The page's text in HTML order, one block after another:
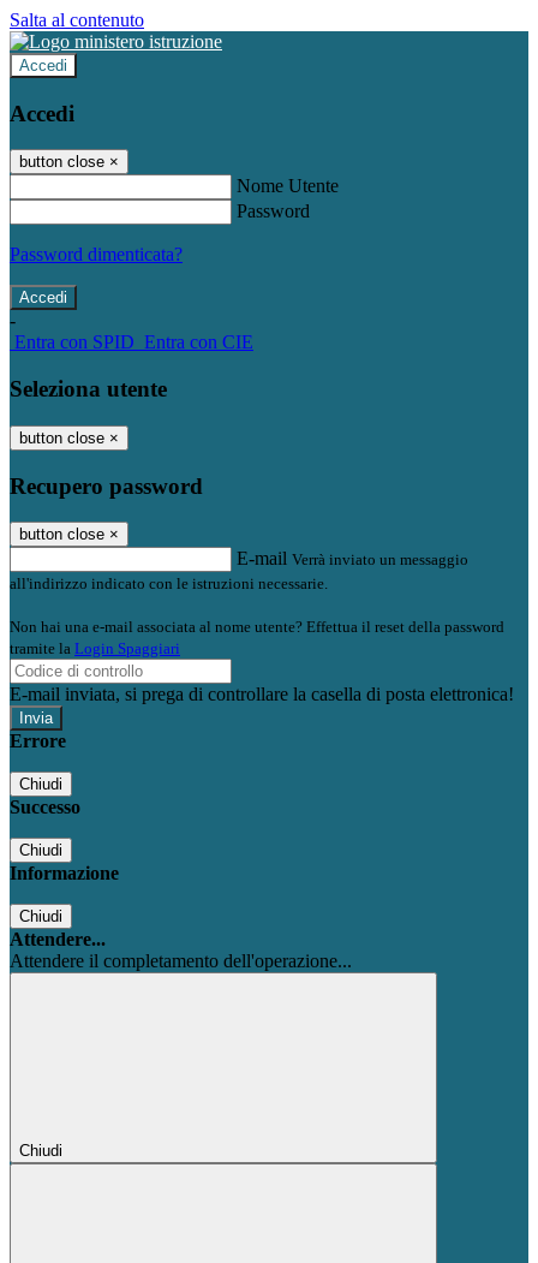
Salta al contenuto
Accedi
Accedi
button close ×
Nome Utente
Password
Password dimenticata?
-
Entra con SPID Entra con CIE
Seleziona utente
button close ×
Recupero password
button close ×
E-mail Verrà inviato un messaggio
all'indirizzo indicato con le istruzioni necessarie.
Non hai una e-mail associata al nome utente? Effettua il reset della password
tramite la Login Spaggiari
E-mail inviata, si prega di controllare la casella di posta elettronica!
Errore
Chiudi
Successo
Chiudi
Informazione
Chiudi
Attendere...
Attendere il completamento dell'operazione...
Chiudi